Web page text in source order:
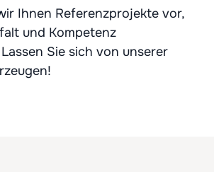
Ihnen Referenzprojekte vor,
und Kompetenz
Sie sich von unserer